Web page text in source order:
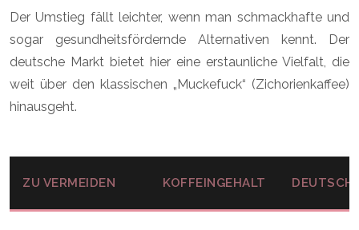
Der Umstieg fällt leichter, wenn man schmackhafte und
sogar gesundheitsfördernde Alternativen kennt. Der
deutsche Markt bietet hier eine erstaunliche Vielfalt, die
weit über den klassischen „Muckefuck“ (Zichorienkaffee)
hinausgeht.
ZU VERMEIDEN KOFFEINGEHALT